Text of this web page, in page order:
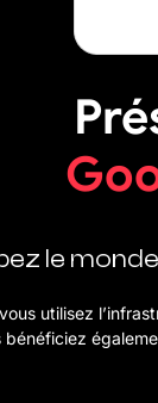
le
utilisez
bénéficiez